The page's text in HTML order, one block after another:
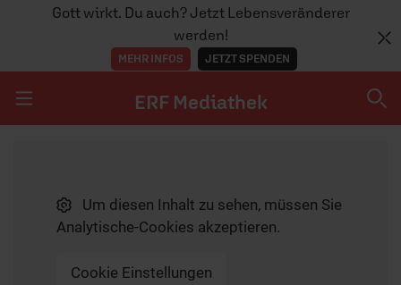
Gott wirkt. Du auch? Jetzt Lebensveränderer
werden!
MEHR INFOS JETZT SPENDEN
ERF Mediathek
SENDUNGEN A-ZUm diesen Inhalt zu sehen, müssen Sie
Analytische-Cookies akzeptieren.
Cookie Einstellungen